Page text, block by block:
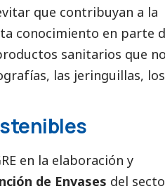
que contribuyan a la
conocimiento en parte
sanitarios que no
las jeringuillas, los
en la elaboración y
de Envases del